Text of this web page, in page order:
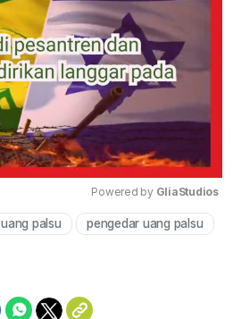
Mute
Powered by GliaStudios
palsu pengedar uang palsu